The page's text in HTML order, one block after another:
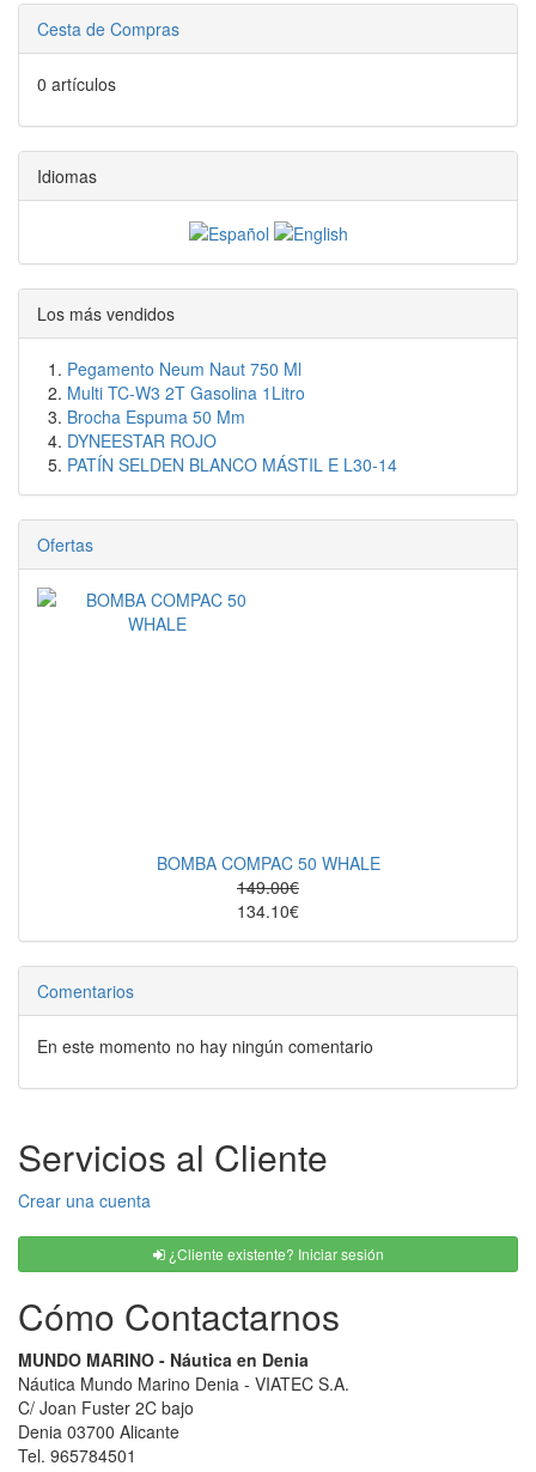
Cesta de Compras
0 artículos
Idiomas
Los más vendidos
Pegamento Neum Naut 750 Ml
Multi TC-W3 2T Gasolina 1Litro
Brocha Espuma 50 Mm
DYNEESTAR ROJO
PATÍN SELDEN BLANCO MÁSTIL E L30-14
Ofertas
BOMBA COMPAC 50 WHALE
149.00€
134.10€
Comentarios
En este momento no hay ningún comentario
Servicios al Cliente
Crear una cuenta
¿Cliente existente? Iniciar sesión
Cómo Contactarnos
MUNDO MARINO - Náutica en Denia
Náutica Mundo Marino Denia - VIATEC S.A.
C/ Joan Fuster 2C bajo
Denia 03700 Alicante
Tel. 965784501